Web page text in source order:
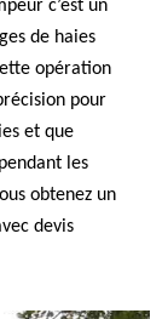
c’est un
de haies
opération
pour
et que
les
obtenez un
devis